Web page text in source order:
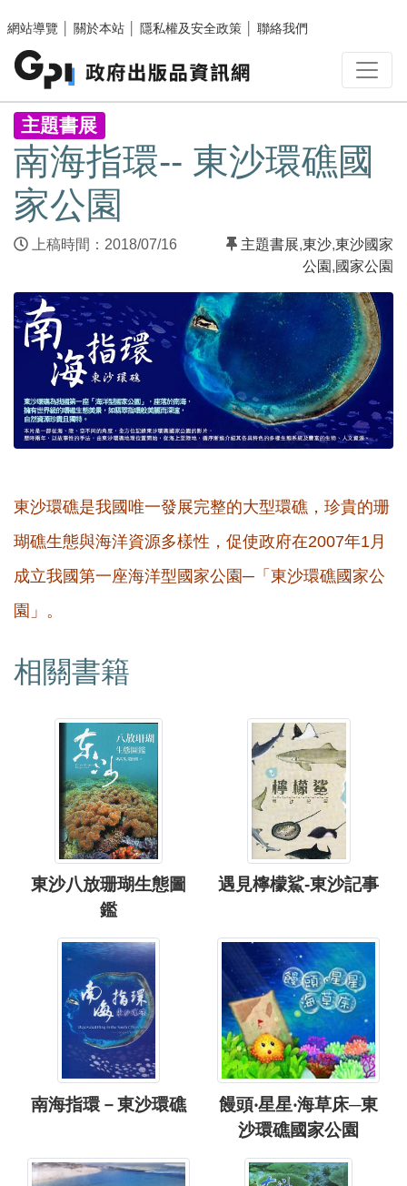
網站導覽
關於本站 隱私權及安全政策 聯絡我們
:::
主題書展
南海指環-- 東沙環礁國
家公園
上稿時間：2018/07/16 主題書展,東沙,東沙國家
公園 ,國家公園
東沙環礁是我國唯一發展完整的大型環礁，珍貴的珊
瑚礁生態與海洋資源多樣性，促使政府在2007年1月
成立我國第一座海洋型國家公園─「東沙環礁國家公
園」。
相關書籍
東沙八放珊瑚生態圖
鑑
遇見檸檬鯊-東沙記事
南海指環－東沙環礁
饅頭‧星星‧海草床─東
沙環礁國家公園